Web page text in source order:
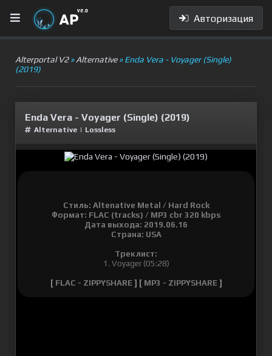
Авторизация
Alterportal V2»Alternative» Enda Vera - Voyager (Single)
(2019)
Enda Vera - Voyager (Single) (2019)
Alternative | Lossless
Стиль: Altenative Metal / Hard Rock
Формат: FLAC (tracks) / MP3 cbr 320 kbps
Дата выхода: 2019.06.16
Страна: USA
Треклист:
1. Voyager (05:28)
[ FLAC - ZIPPYSHARE] [ MP3 - ZIPPYSHARE]